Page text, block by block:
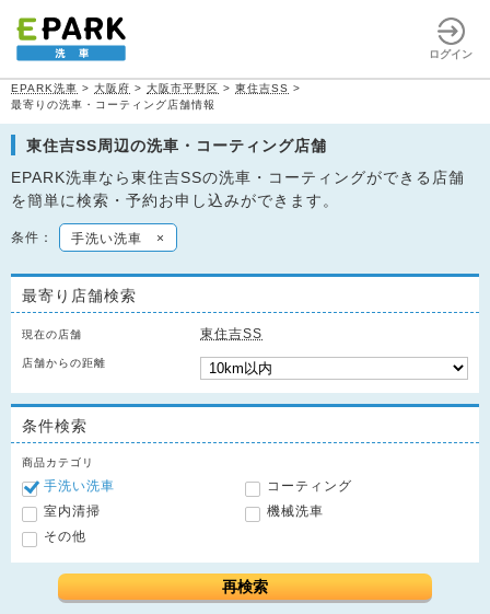
ログイン
EPARK洗車 > 大阪府 > 大阪市平野区 > 東住吉SS >
最寄りの洗車・コーティング店舗情報
東住吉SS周辺の洗車・コーティング店舗
EPARK洗車なら東住吉SSの洗車・コーティングができる店舗
を簡単に検索・予約お申し込みができます。
条件： 手洗い洗車 ×
最寄り店舗検索
現在の店舗 東住吉SS
店舗からの距離
条件検索
商品カテゴリ
手洗い洗車
コーティング
室内清掃
機械洗車
その他
再検索